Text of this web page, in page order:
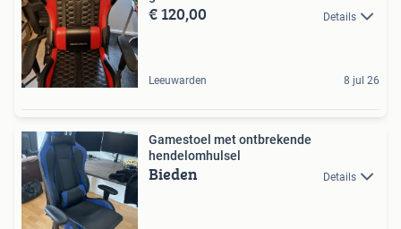
€ 120,00 Details
Leeuwarden 8 jul 26
Gamestoel met ontbrekende
hendelomhulsel
Bieden Details